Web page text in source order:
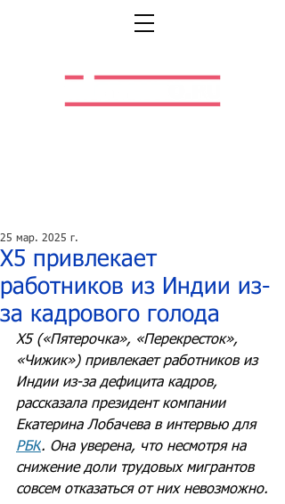
Х5 привлекает
работников из Индии из-
за кадрового голода
25 мар. 2025 г.
Х5 («Пятерочка», «Перекресток»,
«Чижик») привлекает работников из
Индии из-за дефицита кадров,
рассказала президент компании
Екатерина Лобачева в интервью для
РБК. Она уверена, что несмотря на
снижение доли трудовых мигрантов
совсем отказаться от них невозможно.